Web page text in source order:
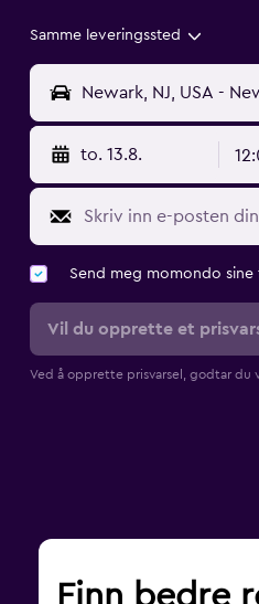
Samme leveringssted
to. 13.8.
Send meg momondo
Vil du opprette et
Ved å opprette prisvarsel, godtar du
Finn bedre